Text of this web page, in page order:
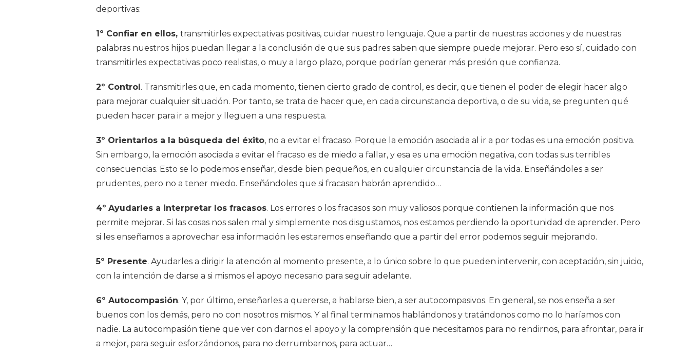
deportivas:
1º Confiar en ellos, transmitirles expectativas positivas, cuidar nuestro lenguaje. Que a partir de nuestras acciones y de nuestras
palabras nuestros hijos puedan llegar a la conclusión de que sus padres saben que siempre puede mejorar. Pero eso sí, cuidado con
transmitirles expectativas poco realistas, o muy a largo plazo, porque podrían generar más presión que confianza.
2º Control. Transmitirles que, en cada momento, tienen cierto grado de control, es decir, que tienen el poder de elegir hacer algo
para mejorar cualquier situación. Por tanto, se trata de hacer que, en cada circunstancia deportiva, o de su vida, se pregunten qué
pueden hacer para ir a mejor y lleguen a una respuesta.
3º Orientarlos a la búsqueda del éxito, no a evitar el fracaso. Porque la emoción asociada al ir a por todas es una emoción positiva.
Sin embargo, la emoción asociada a evitar el fracaso es de miedo a fallar, y esa es una emoción negativa, con todas sus terribles
consecuencias. Esto se lo podemos enseñar, desde bien pequeños, en cualquier circunstancia de la vida. Enseñándoles a ser
prudentes, pero no a tener miedo. Enseñándoles que si fracasan habrán aprendido…
4º Ayudarles a interpretar los fracasos. Los errores o los fracasos son muy valiosos porque contienen la información que nos
permite mejorar. Si las cosas nos salen mal y simplemente nos disgustamos, nos estamos perdiendo la oportunidad de aprender. Pero
si les enseñamos a aprovechar esa información les estaremos enseñando que a partir del error podemos seguir mejorando.
5º Presente. Ayudarles a dirigir la atención al momento presente, a lo único sobre lo que pueden intervenir, con aceptación, sin juicio,
con la intención de darse a si mismos el apoyo necesario para seguir adelante.
6º Autocompasión. Y, por último, enseñarles a quererse, a hablarse bien, a ser autocompasivos. En general, se nos enseña a ser
buenos con los demás, pero no con nosotros mismos. Y al final terminamos hablándonos y tratándonos como no lo haríamos con
nadie. La autocompasión tiene que ver con darnos el apoyo y la comprensión que necesitamos para no rendirnos, para afrontar, para ir
a mejor, para seguir esforzándonos, para no derrumbarnos, para actuar…